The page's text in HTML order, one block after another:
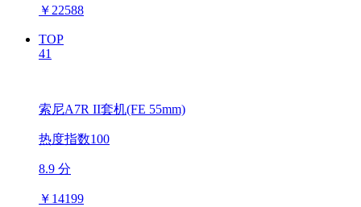
￥ 22588
TOP
41
索尼A7R II套机(FE 55mm)
热度指数100
8.9 分
￥ 14199